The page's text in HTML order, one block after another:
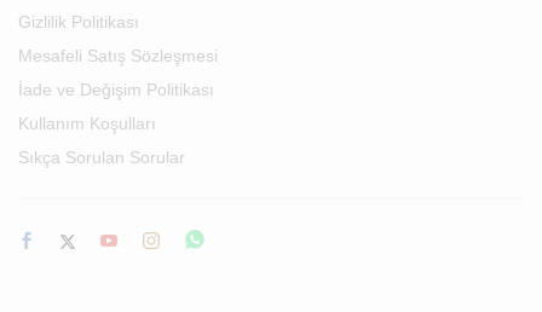
Gizlilik Politikası
Mesafeli Satış Sözleşmesi
İade ve Değişim Politikası
Kullanım Koşulları
Sıkça Sorulan Sorular